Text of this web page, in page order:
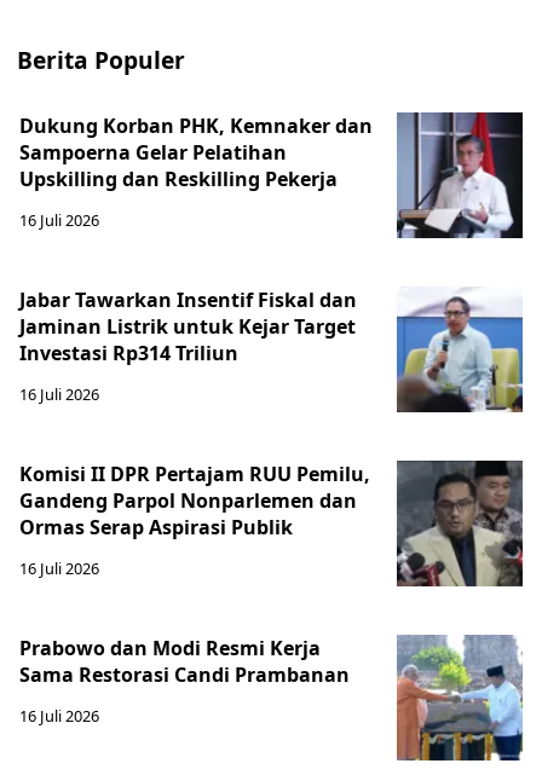
Berita Populer
Dukung Korban PHK, Kemnaker dan
Sampoerna Gelar Pelatihan
Upskilling dan Reskilling Pekerja
16 Juli 2026
Jabar Tawarkan Insentif Fiskal dan
Jaminan Listrik untuk Kejar Target
Investasi Rp314 Triliun
16 Juli 2026
Komisi II DPR Pertajam RUU Pemilu,
Gandeng Parpol Nonparlemen dan
Ormas Serap Aspirasi Publik
16 Juli 2026
Prabowo dan Modi Resmi Kerja
Sama Restorasi Candi Prambanan
16 Juli 2026